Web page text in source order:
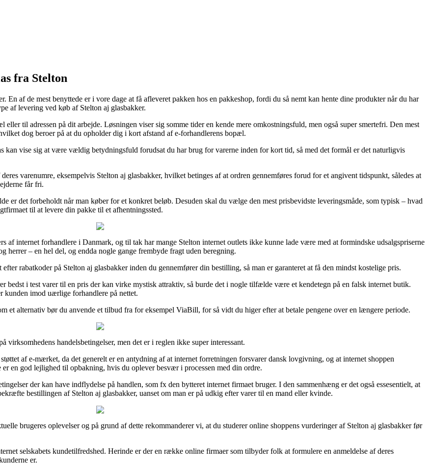
fra Stelton
af de mest benyttede er i vore dage at få afleveret pakken hos en pakkeshop, fordi du så nemt kan hente dine produkter når du har
af levering ved køb af Stelton aj glasbakker.
til adressen på dit arbejde. Løsningen viser sig somme tider en kende mere omkostningsfuld, men også super smertefri. Den mest
dog beroer på at du opholder dig i kort afstand af e-forhandlerens bopæl.
kan vise sig at være vældig betydningsfuld forudsat du har brug for varerne inden for kort tid, så med det formål er det naturligvis
varenumre, eksempelvis Stelton aj glasbakker, hvilket betinges af at ordren gennemføres forud for et angivent tidspunkt, således at
får fri.
er det forbeholdt når man køber for et konkret beløb. Desuden skal du vælge den mest prisbevidste leveringsmåde, som typisk – hvad
til at levere din pakke til et afhentningssted.
af internet forhandlere i Danmark, og til tak har mange Stelton internet outlets ikke kunne lade være med at formindske udsalgspriserne
herrer – en hel del, og endda nogle gange frembyde fragt uden beregning.
rabatkoder på Stelton aj glasbakker inden du gennemfører din bestilling, så man er garanteret at få den mindst kostelige pris.
bedst i test varer til en pris der kan virke mystisk attraktiv, så burde det i nogle tilfælde være et kendetegn på en falsk internet butik.
imod uærlige forhandlere på nettet.
et alternativ bør du anvende et tilbud fra for eksempel ViaBill, for så vidt du higer efter at betale pengene over en længere periode.
handelsbetingelser, men det er i reglen ikke super interessant.
af e-mærket, da det generelt er en antydning af at internet forretningen forsvarer dansk lovgivning, og at internet shoppen
en god lejlighed til opbakning, hvis du oplever besvær i processen med din ordre.
der kan have indflydelse på handlen, som fx den bytteret internet firmaet bruger. I den sammenhæng er det også essesentielt, at
bestillingen af Stelton aj glasbakker, uanset om man er på udkig efter varer til en mand eller kvinde.
brugeres oplevelser og på grund af dette rekommanderer vi, at du studerer online shoppens vurderinger af Stelton aj glasbakker før
selskabets kundetilfredshed. Herinde er der en række online firmaer som tilbyder folk at formulere en anmeldelse af deres
er.